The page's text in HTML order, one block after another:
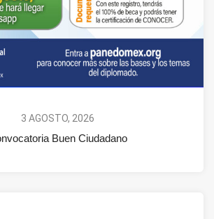
3 AGOSTO, 2026
Buen Ciudadano